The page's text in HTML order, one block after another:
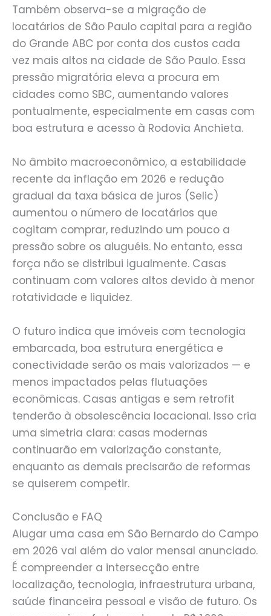
Também observa-se a migração de
locatários de São Paulo capital para a região
do Grande ABC por conta dos custos cada
vez mais altos na cidade de São Paulo. Essa
pressão migratória eleva a procura em
cidades como SBC, aumentando valores
pontualmente, especialmente em casas com
boa estrutura e acesso à Rodovia Anchieta.
No âmbito macroeconômico, a estabilidade
recente da inflação em 2026 e redução
gradual da taxa básica de juros (Selic)
aumentou o número de locatários que
cogitam comprar, reduzindo um pouco a
pressão sobre os aluguéis. No entanto, essa
força não se distribui igualmente. Casas
continuam com valores altos devido à menor
rotatividade e liquidez.
O futuro indica que imóveis com tecnologia
embarcada, boa estrutura energética e
conectividade serão os mais valorizados — e
menos impactados pelas flutuações
econômicas. Casas antigas e sem retrofit
tenderão à obsolescência locacional. Isso cria
uma simetria clara: casas modernas
continuarão em valorização constante,
enquanto as demais precisarão de reformas
se quiserem competir.
Conclusão e FAQ
Alugar uma casa em São Bernardo do Campo
em 2026 vai além do valor mensal anunciado.
É compreender a intersecção entre
localização, tecnologia, infraestrutura urbana,
saúde financeira pessoal e visão de futuro. Os